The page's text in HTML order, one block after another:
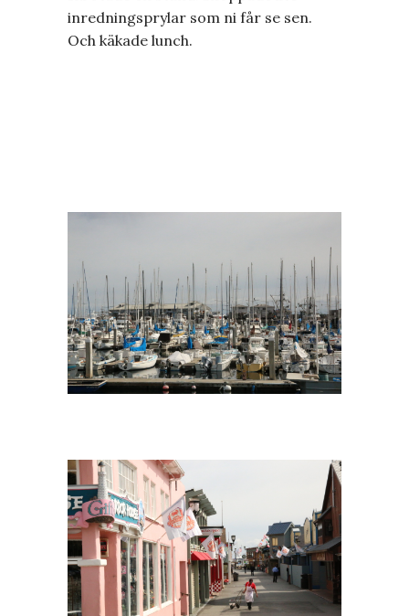
inredningsprylar som ni får se sen.
Och käkade lunch.